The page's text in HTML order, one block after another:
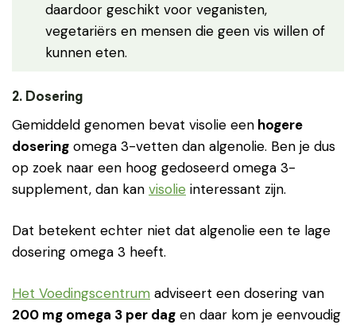
daardoor geschikt voor veganisten,
vegetariërs en mensen die geen vis willen of
kunnen eten.
2. Dosering
Gemiddeld genomen bevat visolie een hogere
dosering omega 3-vetten dan algenolie. Ben je dus
op zoek naar een hoog gedoseerd omega 3-
supplement, dan kan visolie interessant zijn.
Dat betekent echter niet dat algenolie een te lage
dosering omega 3 heeft.
Het Voedingscentrum adviseert een dosering van
200 mg omega 3 per dag en daar kom je eenvoudig